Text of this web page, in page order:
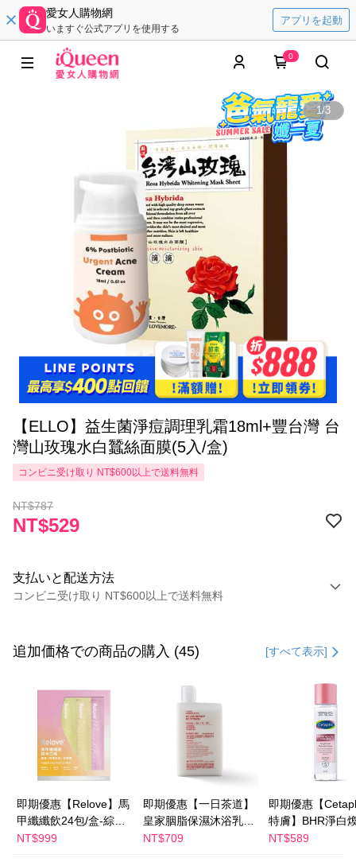
愛女人購物網
いますぐ公式アプリを使用する
アプリを起動
0
1/3
【ELLO】益生菌淨痘調理乳霜18ml+豐台灣 台
灣山玫瑰水白蠶絲面膜(5入/盒)
コンビニ受け取り NT$600以上で送料無料
NT$787
NT$529
支払いと配送方法
コンビニ受け取り NT$600以上で送料無料
クレジットカード1回払い
Apple Pay
JKOPAY
Google Pay
追加価格での商品の購入 (45) [すべて表示]
即期優惠【Relove】馬
甲纖纖飲24包/盒-綜合
口味(效期2027-01-22)
NT$999
即期優惠【一日茶道】
皇家胭脂保濕沐浴乳
600ml 效期2027/2/19
NT$709
即期優惠【
特膚】BHR淨白
妝水 150mL 效期
NT$589